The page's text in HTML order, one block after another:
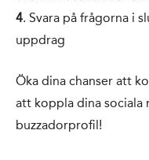
4. Svara på frågorna i
uppdrag
Öka dina chanser att
att koppla dina sociala
buzzadorprofil!